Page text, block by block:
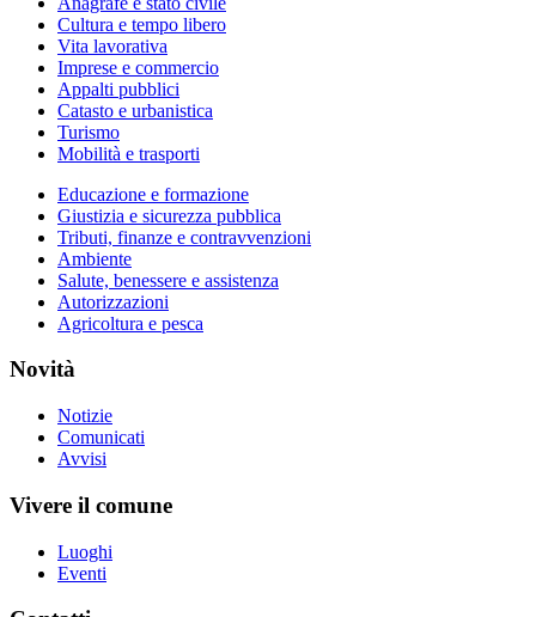
Cultura e tempo libero
Vita lavorativa
Imprese e commercio
Appalti pubblici
Catasto e urbanistica
Turismo
Mobilità e trasporti
Educazione e formazione
Giustizia e sicurezza pubblica
Tributi, finanze e contravvenzioni
Ambiente
Salute, benessere e assistenza
Autorizzazioni
Agricoltura e pesca
Novità
Notizie
Comunicati
Avvisi
Vivere il comune
Luoghi
Eventi